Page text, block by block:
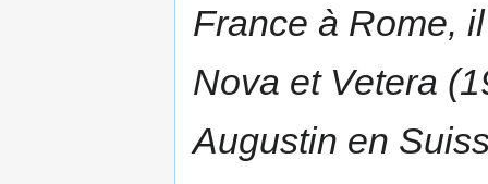
France à Rome,
Nova et Vetera
Augustin en